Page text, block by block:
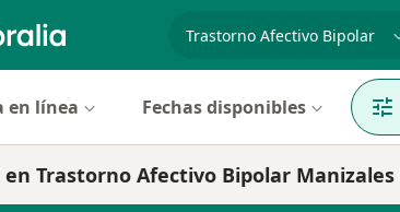
en línea Fechas disponibles
en Trastorno Afectivo Bipolar Manizales